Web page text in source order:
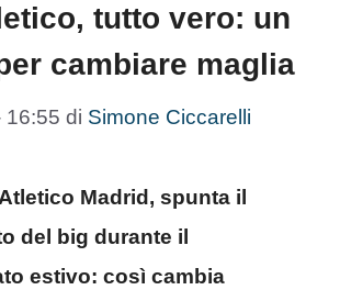
tutto vero: un
cambiare maglia
16:55 di Simone Ciccarelli
Madrid, spunta il
del big durante il
estivo: così cambia